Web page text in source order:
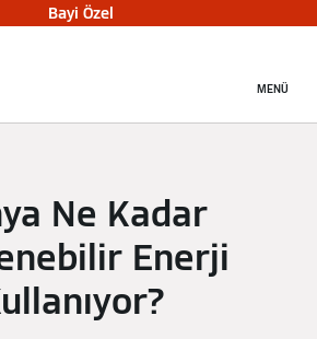
Bayi Özel
MENÜ
Ne Kadar
Enerji